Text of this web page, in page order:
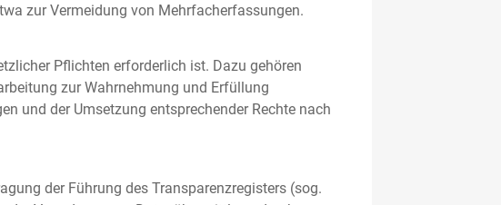
zur Vermeidung von Mehrfacherfassungen.
Pflichten erforderlich ist. Dazu gehören
zur Wahrnehmung und Erfüllung
und der Umsetzung entsprechender Rechte nach
der Führung des Transparenzregisters (sog.